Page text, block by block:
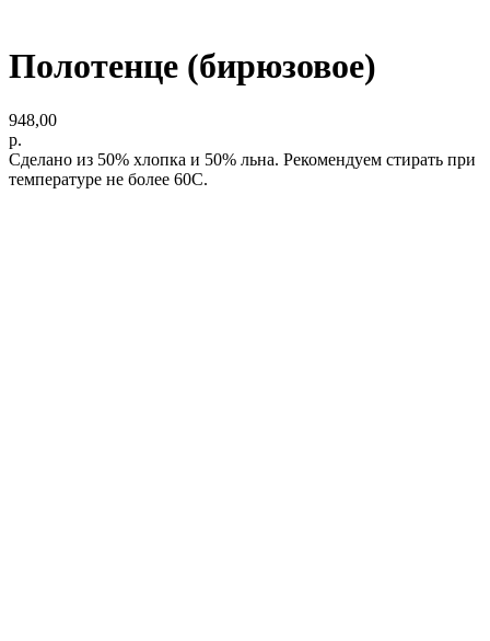
Полотенце (бирюзовое)
948,00
р.
Сделано из 50% хлопка и 50% льна. Рекомендуем стирать при
температуре не более 60С.